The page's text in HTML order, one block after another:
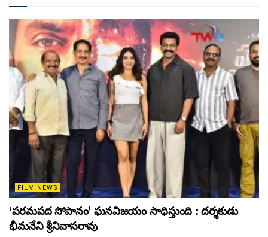
FILM NEWS
‘పరమపద సోపానం’ ఘనవిజయం సాధిస్తుంది : దర్శకుడు
భీమనేని శ్రీనివాసరావు